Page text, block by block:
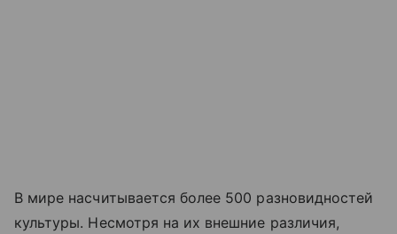
В мире насчитывается более 500 разновидностей
культуры. Несмотря на их внешние различия,